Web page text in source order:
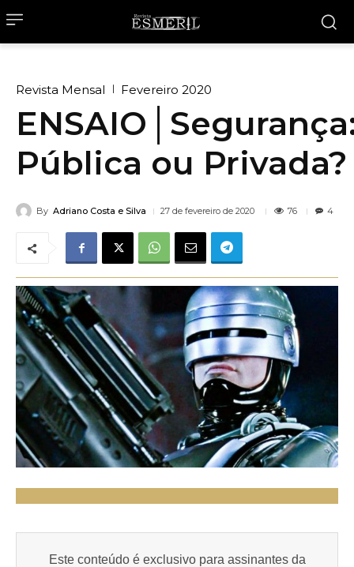
Revista Mensal Fevereiro 2020
Pública ou Privada?
By Adriano Costa e Silva 27 de fevereiro de 2020 76 4
Este conteúdo é exclusivo para assinantes da